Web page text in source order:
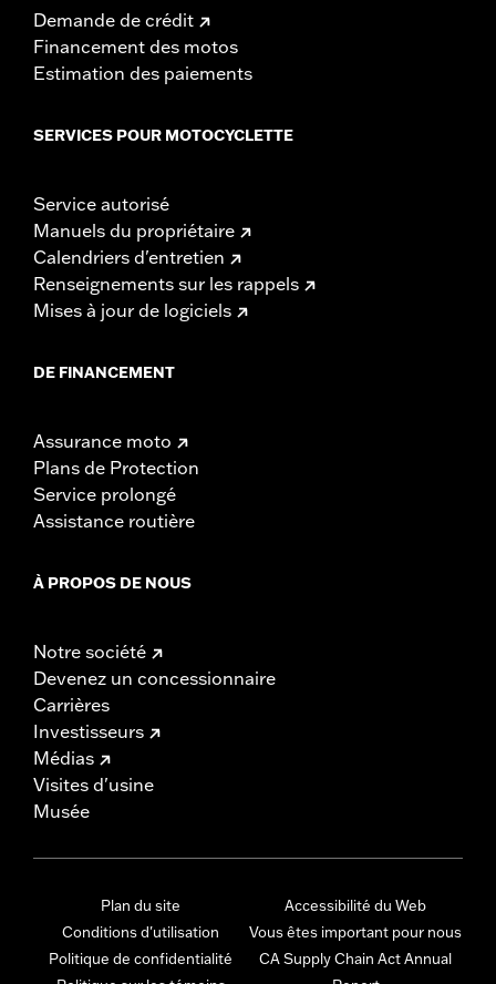
Demande de crédit
Financement des motos
Estimation des paiements
SERVICES POUR MOTOCYCLETTE
Service autorisé
Manuels du propriétaire
Calendriers d'entretien
Renseignements sur les rappels
Mises à jour de logiciels
DE FINANCEMENT
Assurance moto
Plans de Protection
Service prolongé
Assistance routière
À PROPOS DE NOUS
Notre société
Devenez un concessionnaire
Carrières
Investisseurs
Médias
Visites d'usine
Musée
Plan du site
Conditions d'utilisation
Politique de confidentialité
Accessibilité du Web
Vous êtes important pour nous
CA Supply Chain Act Annual